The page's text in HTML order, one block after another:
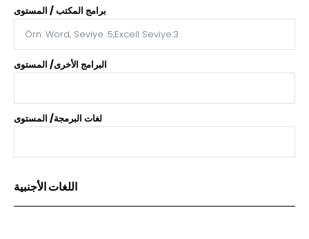
برامج المكتب / المستوى
البرامج الأخرى/ المستوى
لغات البرمجة/ المستوى
اللغات الأجنبية